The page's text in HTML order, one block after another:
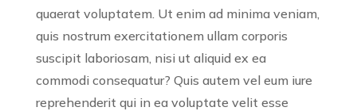
quaerat voluptatem. Ut enim ad minima veniam,
quis nostrum exercitationem ullam corporis
suscipit laboriosam, nisi ut aliquid ex ea
commodi consequatur? Quis autem vel eum iure
reprehenderit qui in ea voluptate velit esse